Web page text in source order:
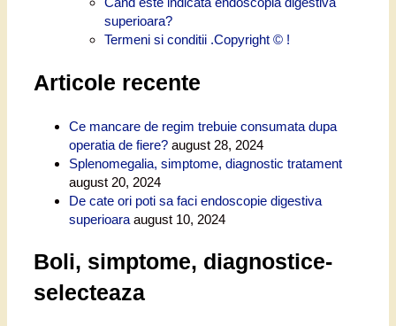
superioara?
Termeni si conditii .Copyright © !
Articole recente
Ce mancare de regim trebuie consumata dupa
operatia de fiere? august 28, 2024
Splenomegalia, simptome, diagnostic tratament
august 20, 2024
De cate ori poti sa faci endoscopie digestiva
superioara august 10, 2024
Boli, simptome, diagnostice-
selecteaza